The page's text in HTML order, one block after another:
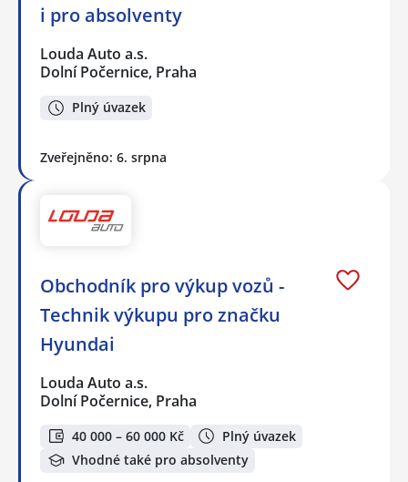
i pro absolventy
Louda Auto a.s.
Dolní Počernice, Praha
Plný úvazek
Zveřejněno: 6. srpna
Obchodník pro výkup vozů -
Technik výkupu pro značku
Hyundai
Louda Auto a.s.
Dolní Počernice, Praha
40 000 – 60 000 Kč
Plný úvazek
Vhodné také pro absolventy